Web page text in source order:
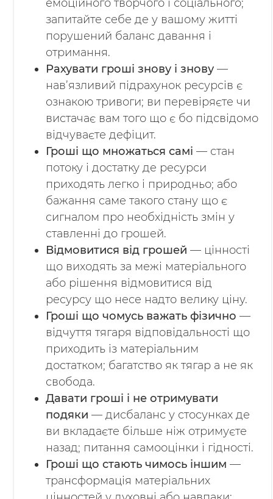
емоційного творчого і соціального;
запитайте себе де у вашому житті
порушений баланс давання і
отримання.
Рахувати гроші знову і знову —
нав’язливий підрахунок ресурсів є
ознакою тривоги; ви перевіряєте чи
вистачає вам того що є бо підсвідомо
відчуваєте дефіцит.
Гроші що множаться самі — стан
потоку і достатку де ресурси
приходять легко і природньо; або
бажання саме такого стану що є
сигналом про необхідність змін у
ставленні до грошей.
Відмовитися від грошей — цінності
що виходять за межі матеріального
або рішення відмовитися від
ресурсу що несе надто велику ціну.
Гроші що чомусь важать фізично —
відчуття тягаря відповідальності що
приходить із матеріальним
достатком; багатство як тягар а не як
свобода.
Давати гроші і не отримувати
подяки — дисбаланс у стосунках де
ви вкладаєте більше ніж отримуєте
назад; питання самооцінки і гідності.
Гроші що стають чимось іншим —
трансформація матеріальних